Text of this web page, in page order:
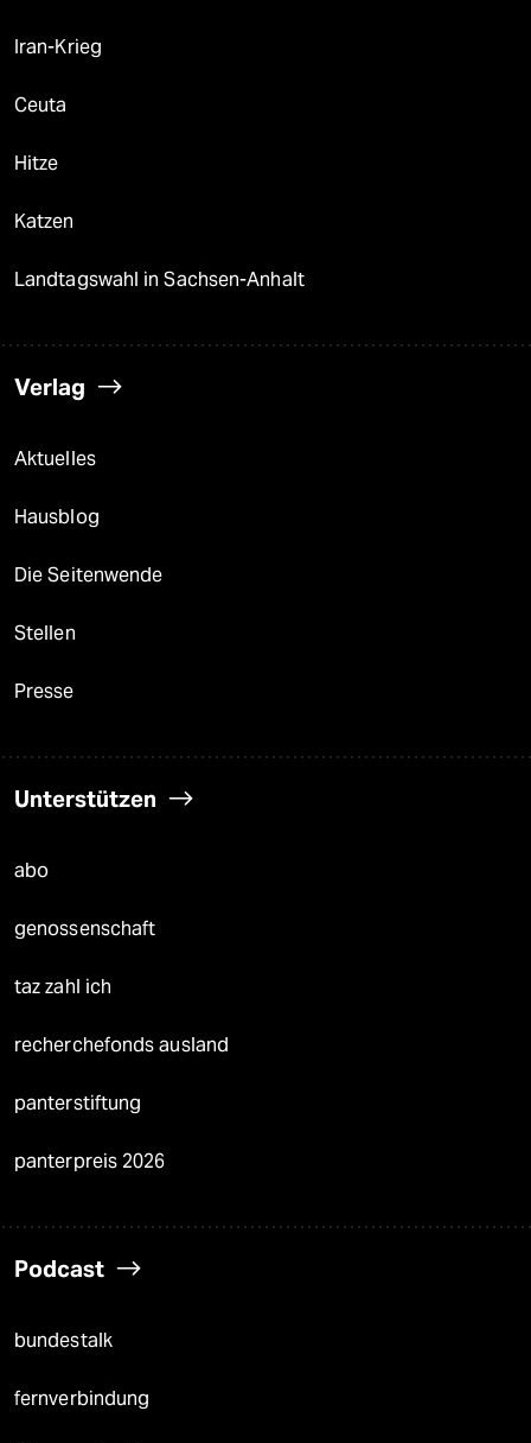
Iran-Krieg
Ceuta
Hitze
Katzen
Landtagswahl in Sachsen-Anhalt
Verlag
Aktuelles
Hausblog
Die Seitenwende
Stellen
Presse
Unterstützen
abo
genossenschaft
taz zahl ich
recherchefonds ausland
panterstiftung
panterpreis 2026
Podcast
bundestalk
fernverbindung